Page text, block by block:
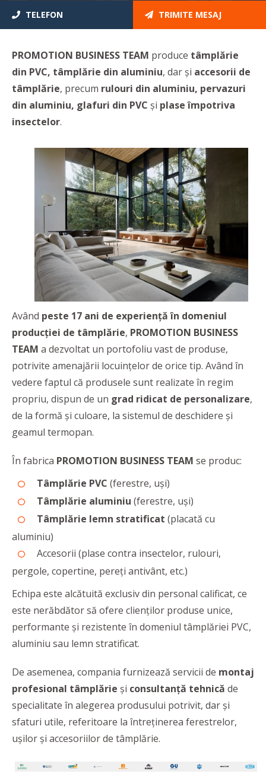
TELEFON TRIMITE MESAJ
PROMOTION BUSINESS TEAM produce tâmplărie
din PVC, tâmplărie din aluminiu, dar și accesorii de
tâmplărie, precum rulouri din aluminiu, pervazuri
din aluminiu, glafuri din PVC și plase împotriva
insectelor.
Având peste 17 ani de experiență în domeniul
producției de tâmplărie, PROMOTION BUSINESS
TEAM a dezvoltat un portofoliu vast de produse,
potrivite amenajării locuințelor de orice tip. Având în
vedere faptul că produsele sunt realizate în regim
propriu, dispun de un grad ridicat de personalizare,
de la formă și culoare, la sistemul de deschidere și
geamul termopan.
În fabrica PROMOTION BUSINESS TEAM se produc:
Tâmplărie PVC (ferestre, uși)
Tâmplărie aluminiu (ferestre, uși)
Tâmplărie lemn stratificat (placată cu
aluminiu)
Accesorii (plase contra insectelor, rulouri,
pergole, copertine, pereți antivânt, etc.)
Echipa este alcătuită exclusiv din personal calificat, ce
este nerăbdător să ofere clienţilor produse unice,
performante și rezistente în domeniul tâmplăriei PVC,
aluminiu sau lemn stratificat.
De asemenea, compania furnizează servicii de montaj
profesional tâmplărie și consultanță tehnică de
specialitate în alegerea produsului potrivit, dar și
sfaturi utile, referitoare la întreținerea ferestrelor,
ușilor și accesoriilor de tâmplărie.